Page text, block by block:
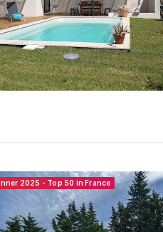
2025 - Top 50 in France